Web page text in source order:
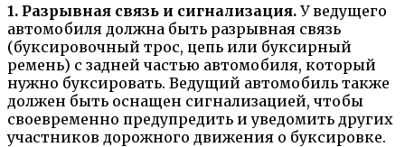
1. Разрывная связь и сигнализация. У ведущего
автомобиля должна быть разрывная связь
(буксировочный трос, цепь или буксирный
ремень) с задней частью автомобиля, который
нужно буксировать. Ведущий автомобиль также
должен быть оснащен сигнализацией, чтобы
своевременно предупредить и уведомить других
участников дорожного движения о буксировке.